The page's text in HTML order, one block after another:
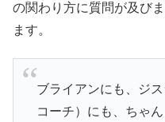
の関わり方に質問が及び
ます。
ブライアンにも、ジ
コーチ）にも、ちゃ